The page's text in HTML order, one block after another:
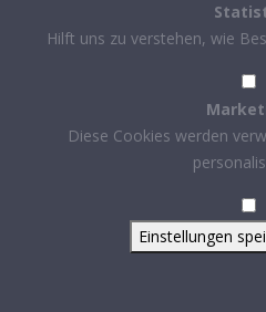
Hilft uns zu verstehen, wie
Diese Cookies werden
Einstellungen